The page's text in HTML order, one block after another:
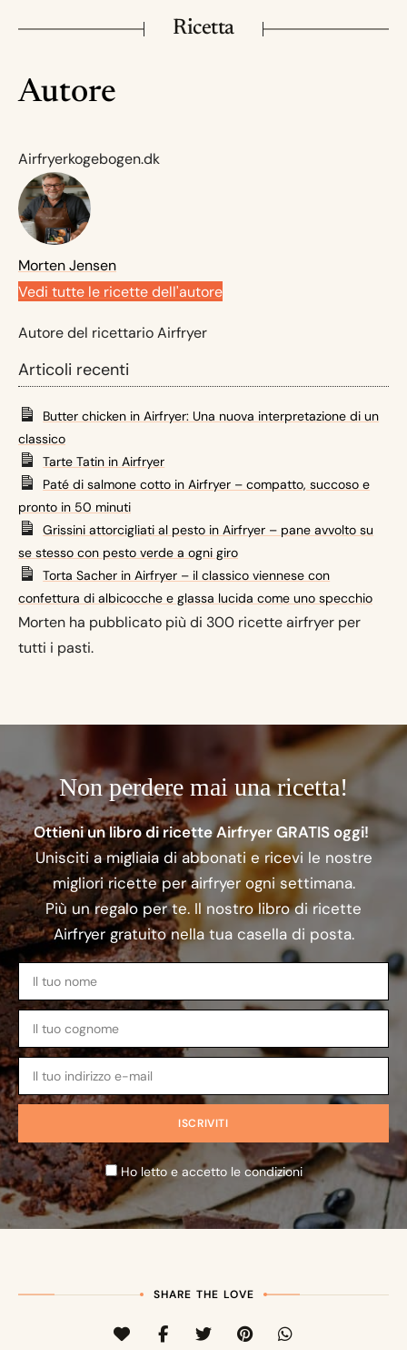
Ricetta
Autore
Airfryerkogebogen.dk
Morten Jensen
Vedi tutte le ricette dell'autore
Autore del ricettario Airfryer
Articoli recenti
Butter chicken in Airfryer: Una nuova interpretazione di un
classico
Tarte Tatin in Airfryer
Paté di salmone cotto in Airfryer – compatto, succoso e
pronto in 50 minuti
Grissini attorcigliati al pesto in Airfryer – pane avvolto su
se stesso con pesto verde a ogni giro
Torta Sacher in Airfryer – il classico viennese con
confettura di albicocche e glassa lucida come uno specchio
Morten ha pubblicato più di 300 ricette airfryer per
tutti i pasti.
Non perdere mai una ricetta!
Ottieni un libro di ricette Airfryer GRATIS oggi!
Unisciti a migliaia di abbonati e ricevi le nostre
migliori ricette per airfryer ogni settimana.
Più un regalo per te. Il nostro libro di ricette
Airfryer gratuito nella tua casella di posta.
Ho letto e accetto le condizioni
SHARE THE LOVE